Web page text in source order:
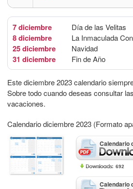
7 diciembre Día de las Velitas
8 diciembre La Inmaculada
25 diciembre Navidad
31 diciembre Fin de Año
Este diciembre 2023 calendario
Sobre todo cuando deseas consultar
vacaciones.
Calendario diciembre 2023 (Formato
Calendario
692
Calendario